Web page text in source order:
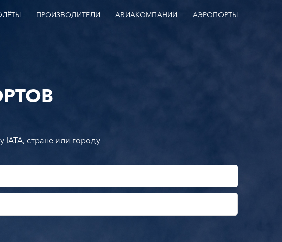
ПРОИЗВОДИТЕЛИ АВИАКОМПАНИИ АЭРОПОРТЫ
IATA, стране или городу